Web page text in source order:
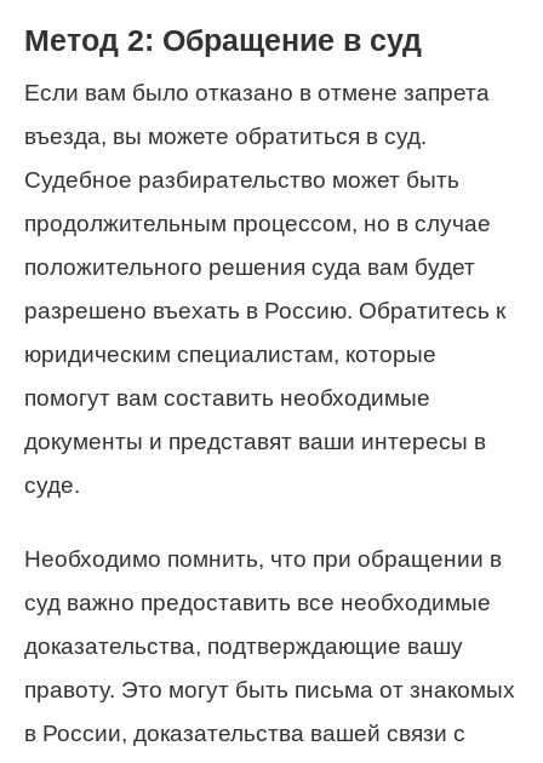
Метод 2: Обращение в суд
Если вам было отказано в отмене запрета
въезда, вы можете обратиться в суд.
Судебное разбирательство может быть
продолжительным процессом, но в случае
положительного решения суда вам будет
разрешено въехать в Россию. Обратитесь к
юридическим специалистам, которые
помогут вам составить необходимые
документы и представят ваши интересы в
суде.
Необходимо помнить, что при обращении в
суд важно предоставить все необходимые
доказательства, подтверждающие вашу
правоту. Это могут быть письма от знакомых
в России, доказательства вашей связи с